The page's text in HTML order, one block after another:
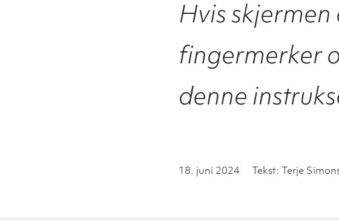
Hvis
fingermerker
denne
18. juni 2024 Tekst: Terje